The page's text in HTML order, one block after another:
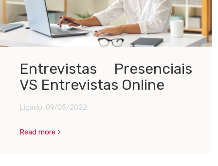
Entrevistas Presenciais
VS Entrevistas Online
Ligado: 09/05/2022
Read more